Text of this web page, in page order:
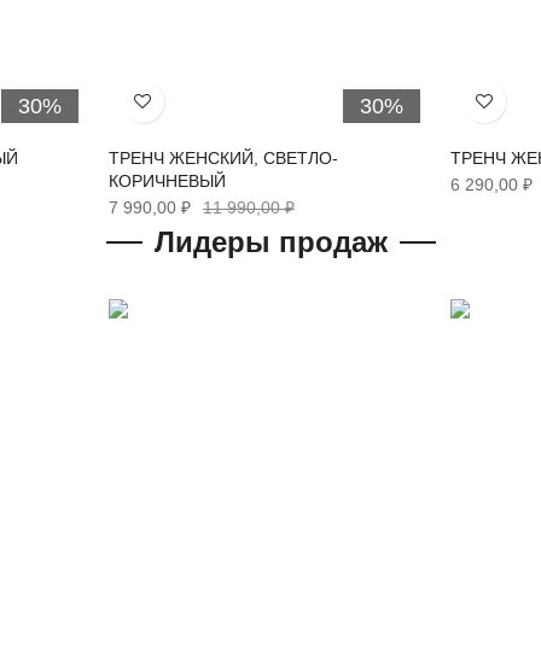
30% 30%
Хочу!
ТРЕНЧ ЖЕНСКИЙ, СВЕТЛО-
КОРИЧНЕВЫЙ
7 990,00 ₽
11 990,00 ₽
Хочу!
ТРЕНЧ
6 290,00 ₽
Лидеры продаж